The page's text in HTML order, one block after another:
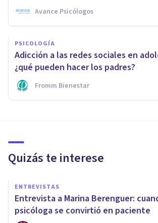
Avance Psicólogos
PSICOLOGÍA
Adicción a las redes sociales en
¿qué pueden hacer los padres?
Fromm Bienestar
Quizás te interese
ENTREVISTAS
Entrevista a Marina Berenguer:
psicóloga se convirtió en paciente